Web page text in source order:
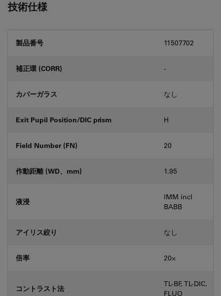
技術仕様
製品番号 11507702
補正環 (CORR) -
カバーガラス なし
Exit Pupil Position/DIC prism H
Field Number (FN) 20
作動距離 (WD、mm) 1.95
液浸
IMM incl
BABB
アイリス絞り なし
倍率 20⨉
コントラスト法
TL-BF, TL-DIC,
FLUO